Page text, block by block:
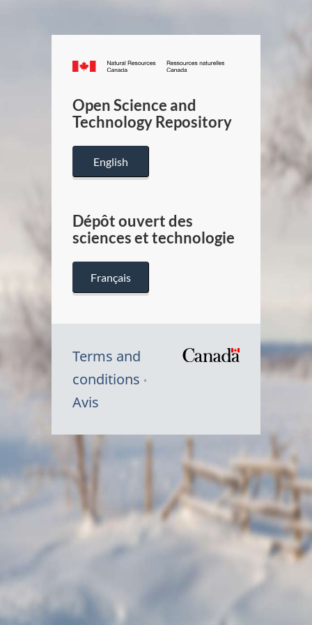
Canada.ca
/
Canada
Open Science and
Technology Repository
English
Dépôt ouvert des
sciences et technologie
Français
Terms and
conditions
Avis
Symbole
Canada